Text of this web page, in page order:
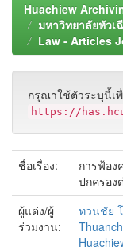
Huachiew
มหาวิทยาลัยหัวเ
Law - Articles
กรุณาใช้ตัวระบุนี้เ
https://
ชื่อเรื่อง:
การฟ้อง
ปกครอง
ผู้แต่ง/ผู้
ร่วมงาน:
ทวนชัย